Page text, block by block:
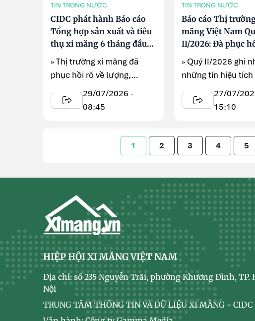
TIN TRONG NƯỚC
CIDC phát hành Báo cáo
Tổng hợp sản xuất và tiêu
thụ xi măng 6 tháng đầu
năm 2026
» Thị trường xi măng đã
phục hồi rõ về lượng,
nhưng hiệu quả vẫn chịu
sức ép từ dư ...
29/07/2026 -
08:45
TIN TRONG NƯỚC
Báo cáo Thị
măng Việt Nam
II/2026: Đà phục
cơ hội mới
» Quý II/2026 ghi
những tín hiệu tích
thị trường xi măng
Nam khi hoạt ...
27/07/
15:10
1 2 3 4 5
HIỆP HỘI XI MĂNG VIỆT NAM
Địa chỉ: số 235 Nguyễn Trãi, phường Khương Đình, TP.
Nội
TRUNG TÂM THÔNG TIN VÀ DỮ LIỆU XI MĂNG - CIDC